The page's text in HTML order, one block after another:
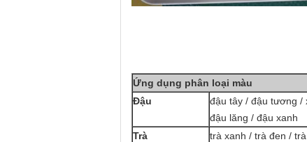
Ứng dụng phân loại màu
Đậu
đậu tây / đậu tương /
đậu lăng / đậu xanh
Trà
trà xanh / trà đen /